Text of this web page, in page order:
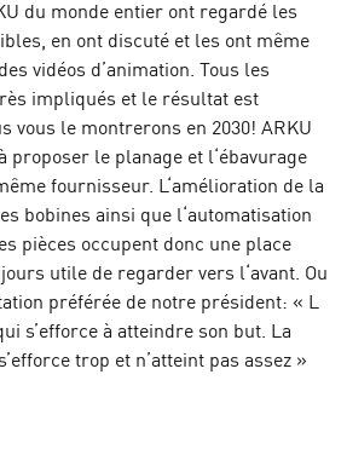
du monde entier ont regardé les
en ont discuté et les ont même
vidéos d’animation. Tous les
impliqués et le résultat est
vous le montrerons en 2030! ARKU
proposer le planage et l‘ébavurage
fournisseur. L‘amélioration de la
bobines ainsi que l‘automatisation
pièces occupent donc une place
utile de regarder vers l‘avant. Ou
préférée de notre président: « L
s’efforce à atteindre son but. La
trop et n’atteint pas assez »